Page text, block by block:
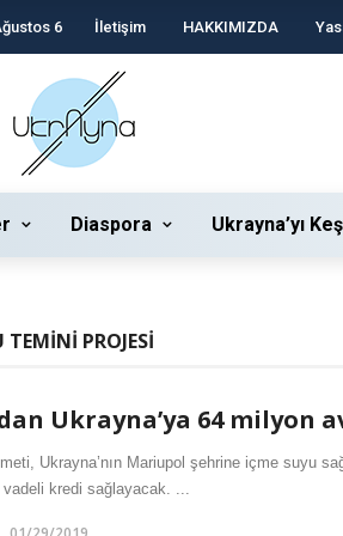
6 İletişim HAKKIMIZDA
Diaspora Ukrayna’yı
TEMINI PROJESI
Ukrayna’ya 64 milyon
Ukrayna’nın Mariupol şehrine içme suyu
kredi sağlayacak. ...